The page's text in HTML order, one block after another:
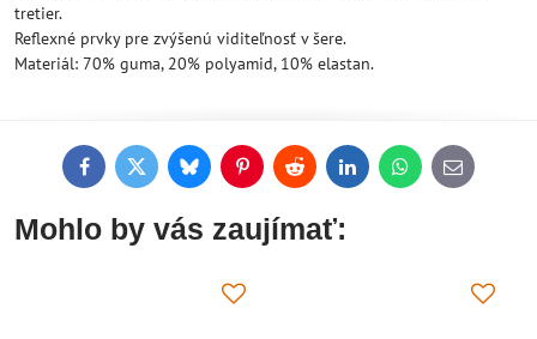
tretier.
Reflexné prvky pre zvýšenú viditeľnosť v šere.
Materiál: 70% guma, 20% polyamid, 10% elastan.
FacebookTwitterBlueskyPinterestReddit LinkedInWhatsApp
E-
mail
Mohlo by vás zaujímať: